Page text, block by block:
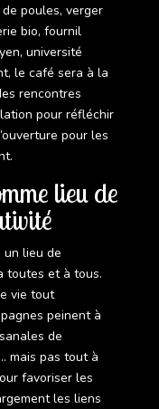
poules, verger
bio, fournil
université
le café sera à la
rencontres
pour réfléchir
pour les
lieu de
un lieu de
toutes et à tous.
vie tout
peinent à
de
mais pas tout à
favoriser les
les liens